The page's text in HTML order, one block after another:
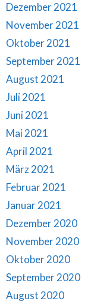
Dezember 2021
November 2021
Oktober 2021
September 2021
August 2021
Juli 2021
Juni 2021
Mai 2021
April 2021
März 2021
Februar 2021
Januar 2021
Dezember 2020
November 2020
Oktober 2020
September 2020
August 2020